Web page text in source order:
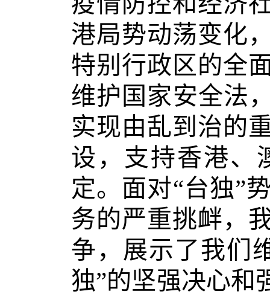
港局势动荡变化
特别行政区的全
维护国家安全法
实现由乱到治的
设，支持香港、
定。面对“台独”
务的严重挑衅，
争，展示了我们
独”的坚强决心和